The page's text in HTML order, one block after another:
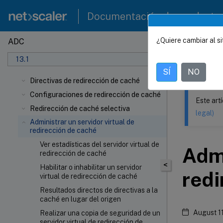
Documentación de
ADC
13.1
Directivas de redirección de caché
Configuraciones de redirección de caché
Redirección de caché selectiva
Administrar un servidor virtual de
redirección de caché
Ver estadísticas del servidor virtual de
redirección de caché
Habilitar o inhabilitar un servidor
virtual de redirección de caché
Resultados directos de directivas a la
caché en lugar del origen
Realizar una copia de seguridad de un
Este
<
Este
legal)
August
¿Quiere cambiar al
SÍ NO